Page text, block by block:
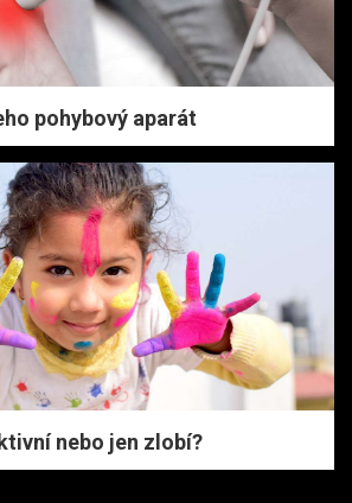
pohybový aparát
nebo jen zlobí?